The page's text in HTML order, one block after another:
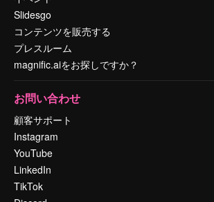
Slidesgo
コンテンツを販売する
プレスルーム
magnific.aiをお探しですか？
お問い合わせ
顧客サポート
Instagram
YouTube
LinkedIn
TikTok